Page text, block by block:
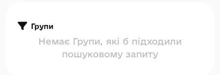
Групи
Немає Групи, які б підходили
пошуковому запиту